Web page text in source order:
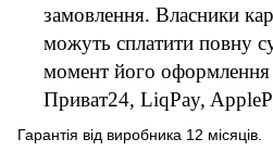
замовлення. Власники
можуть сплатити повну
момент його оформлення
Приват24, LiqPay,
Гарантія від виробника 12 місяців.